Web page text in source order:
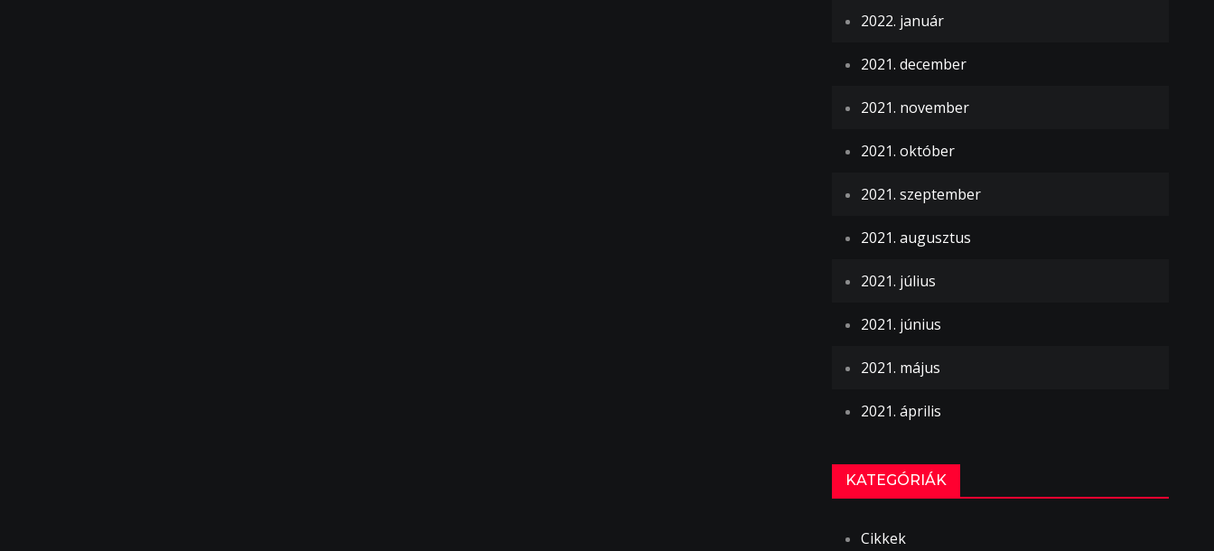
2022. január
2021. december
2021. november
2021. október
2021. szeptember
2021. augusztus
2021. július
2021. június
2021. május
2021. április
KATEGÓRIÁK
Cikkek